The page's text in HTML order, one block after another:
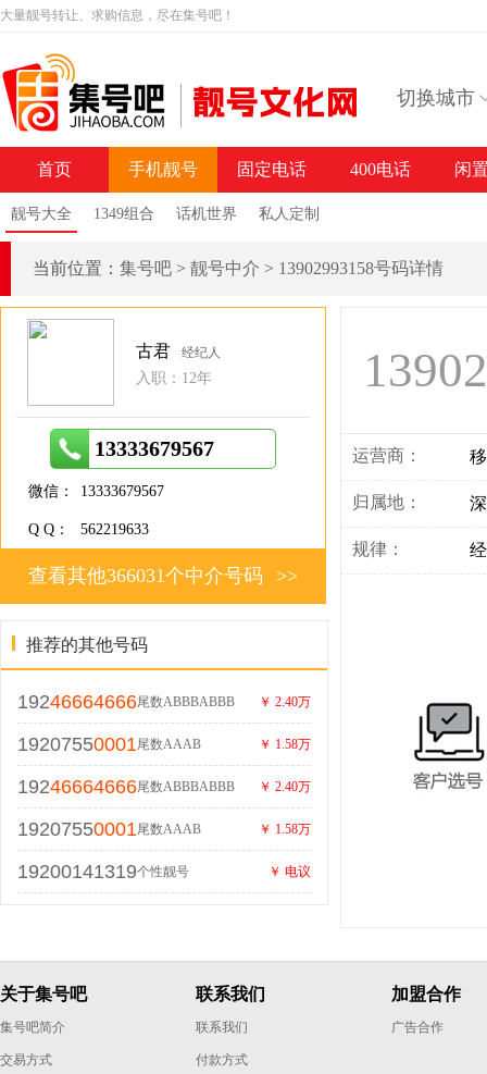
大量靓号转让、求购信息，尽在集号吧！
切换城市
首页 手机靓号
靓号大全 1349组合 话机世界 私人定制
固定电话 400电话 闲
当前位置： 集号吧 > 靓号中介 > 13902993158号码详情
运营商：
归属地：
规律：
古君 经纪人
入职：12年
13333679567
微信： 13333679567
Q Q： 562219633
>>
查看其他366031个中介号码
推荐的其他号码
19246664666尾数ABBBABBB ￥ 2.40万
19207550001尾数AAAB ￥ 1.58万
19246664666尾数ABBBABBB ￥ 2.40万
19207550001尾数AAAB ￥ 1.58万
19200141319个性靓号 ￥ 电议
关于集号吧
集号吧简介
交易方式
联系我们
联系我们
付款方式
加盟合作
广告合作